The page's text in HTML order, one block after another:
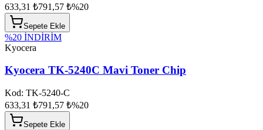
633,31 ₺791,57 ₺%20
Sepete Ekle
%20 İNDİRİM
Kyocera
Kyocera TK-5240C Mavi Toner Chip
Kod: TK-5240-C
633,31 ₺791,57 ₺%20
Sepete Ekle